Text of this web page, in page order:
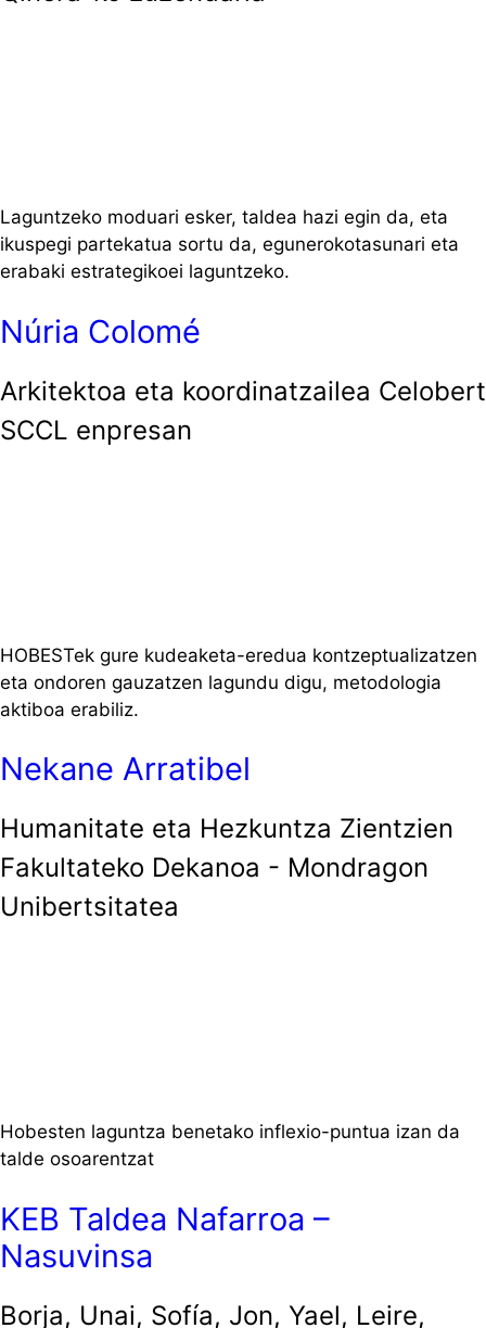
Laguntzeko moduari esker, taldea hazi egin da, eta
ikuspegi partekatua sortu da, egunerokotasunari eta
erabaki estrategikoei laguntzeko.
Núria Colomé
Arkitektoa eta koordinatzailea Celobert
SCCL enpresan
HOBESTek gure kudeaketa-eredua kontzeptualizatzen
eta ondoren gauzatzen lagundu digu, metodologia
aktiboa erabiliz.
Nekane Arratibel
Humanitate eta Hezkuntza Zientzien
Fakultateko Dekanoa - Mondragon
Unibertsitatea
Hobesten laguntza benetako inflexio-puntua izan da
talde osoarentzat
KEB Taldea Nafarroa –
Nasuvinsa
Borja, Unai, Sofía, Jon, Yael, Leire,